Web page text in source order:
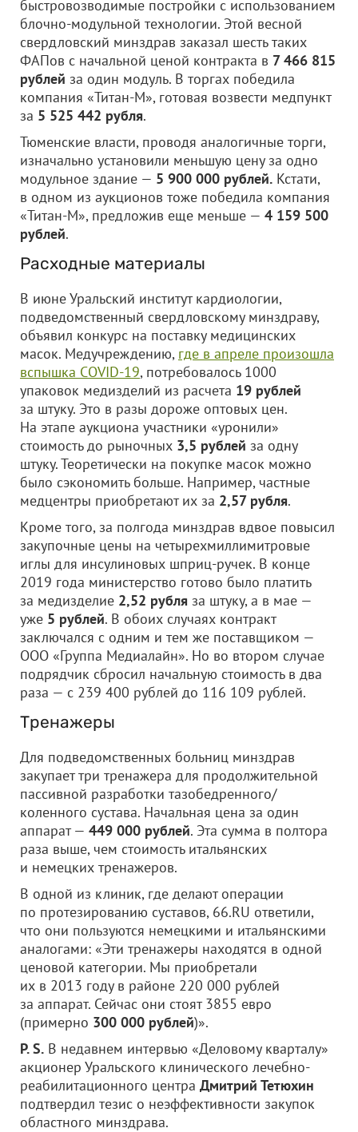
быстровозводимые постройки с использованием
блочно-модульной технологии. Этой весной
свердловский минздрав заказал шесть таких
ФАПов с начальной ценой контракта в 7 466 815
рублей за один модуль. В торгах победила
компания «Титан-М», готовая возвести медпункт
за 5 525 442 рубля.
Тюменские власти, проводя аналогичные торги,
изначально установили меньшую цену за одно
модульное здание — 5 900 000 рублей. Кстати,
в одном из аукционов тоже победила компания
«Титан-М», предложив еще меньше — 4 159 500
рублей.
Расходные материалы
В июне Уральский институт кардиологии,
подведомственный свердловскому минздраву,
объявил конкурс на поставку медицинских
масок. Медучреждению, где в апреле произошла
вспышка COVID-19, потребовалось 1000
упаковок медизделий из расчета 19 рублей
за штуку. Это в разы дороже оптовых цен.
На этапе аукциона участники «уронили»
стоимость до рыночных 3,5 рублей за одну
штуку. Теоретически на покупке масок можно
было сэкономить больше. Например, частные
медцентры приобретают их за 2,57 рубля.
Кроме того, за полгода минздрав вдвое повысил
закупочные цены на четырехмиллимитровые
иглы для инсулиновых шприц-ручек. В конце
2019 года министерство готово было платить
за медизделие 2,52 рубля за штуку, а в мае —
уже 5 рублей. В обоих случаях контракт
заключался с одним и тем же поставщиком —
ООО «Группа Медиалайн». Но во втором случае
подрядчик сбросил начальную стоимость в два
раза — с 239 400 рублей до 116 109 рублей.
Тренажеры
Для подведомственных больниц минздрав
закупает три тренажера для продолжительной
пассивной разработки тазобедренного/
коленного сустава. Начальная цена за один
аппарат — 449 000 рублей. Эта сумма в полтора
раза выше, чем стоимость итальянских
и немецких тренажеров.
В одной из клиник, где делают операции
по протезированию суставов, 66.RU ответили,
что они пользуются немецкими и итальянскими
аналогами: «Эти тренажеры находятся в одной
ценовой категории. Мы приобретали
их в 2013 году в районе 220 000 рублей
за аппарат. Сейчас они стоят 3855 евро
(примерно 300 000 рублей)».
P. S. В недавнем интервью «Деловому кварталу»
акционер Уральского клинического лечебно-
реабилитационного центра Дмитрий Тетюхин
подтвердил тезис о неэффективности закупок
областного минздрава.